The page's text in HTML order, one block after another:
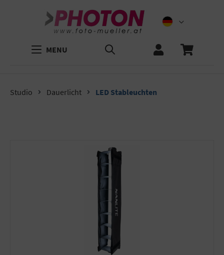
MENU
Studio Dauerlicht LED Stableuchten